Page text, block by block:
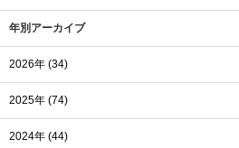
年別アーカイブ
2026年 (34)
2025年 (74)
2024年 (44)